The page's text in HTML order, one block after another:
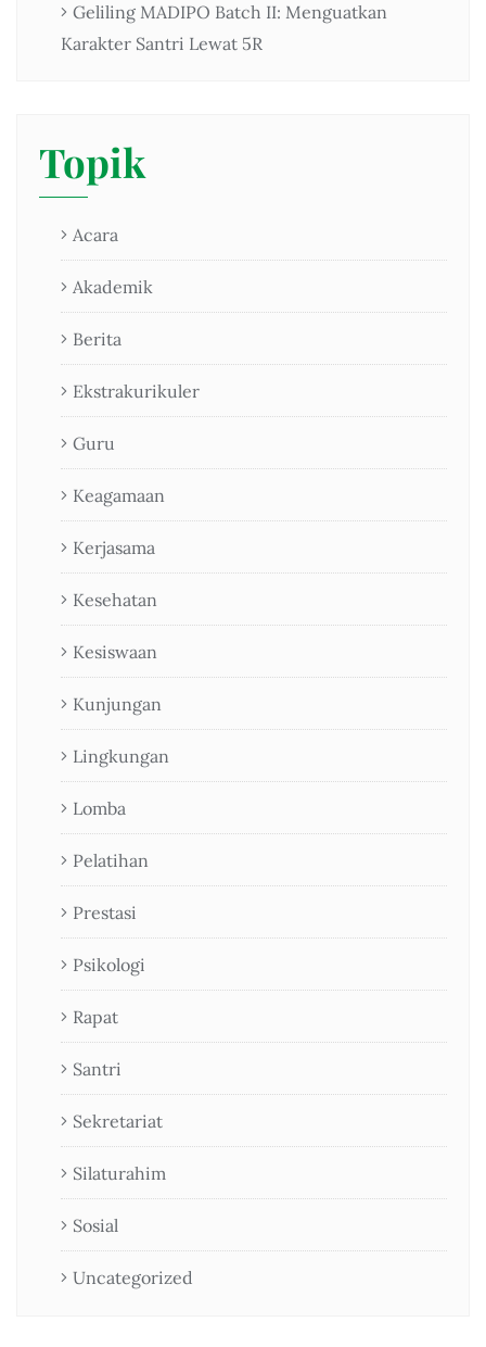
Geliling MADIPO Batch II: Menguatkan
Karakter Santri Lewat 5R
Topik
Acara
Akademik
Berita
Ekstrakurikuler
Guru
Keagamaan
Kerjasama
Kesehatan
Kesiswaan
Kunjungan
Lingkungan
Lomba
Pelatihan
Prestasi
Psikologi
Rapat
Santri
Sekretariat
Silaturahim
Sosial
Uncategorized